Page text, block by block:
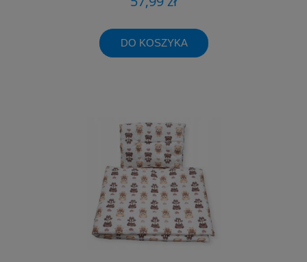
DO KOSZYKA